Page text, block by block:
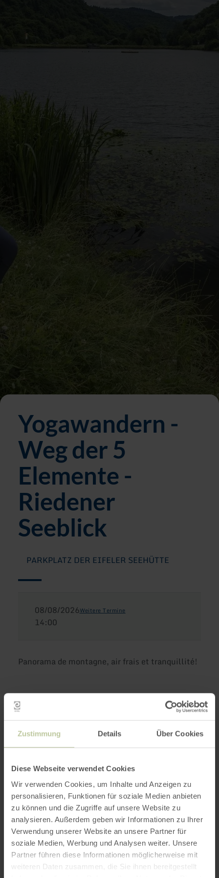
Zustimmung Details Über Cookies
Diese Webseite verwendet Cookies
Wir verwenden Cookies, um Inhalte und Anzeigen zu
personalisieren, Funktionen für soziale Medien anbieten
zu können und die Zugriffe auf unsere Website zu
analysieren. Außerdem geben wir Informationen zu Ihrer
Verwendung unserer Website an unsere Partner für
soziale Medien, Werbung und Analysen weiter. Unsere
Partner führen diese Informationen möglicherweise mit
weiteren Daten zusammen, die Sie ihnen bereitgestellt
Yogawandern -
Weg der 5
Elemente -
Riedener
Seeblick
PARKPLATZ DER EIFELER SEEHÜTTE
08/08/2026Weitere Termine
14:00
Panorama de montagne, air frais et tranquillité!
Ressentez et vivez les 5 éléments de la nature
avec tous vos sens et prenez le temps de
ralentir. Oubliez le quotidien pendant un
moment.
Longueur de la randonnée 5 km, durée environ 3
heures
Coût : 17,00 € par personne
Inscription auprès de Mme Dajana Welsch, tél.
01520/6330956